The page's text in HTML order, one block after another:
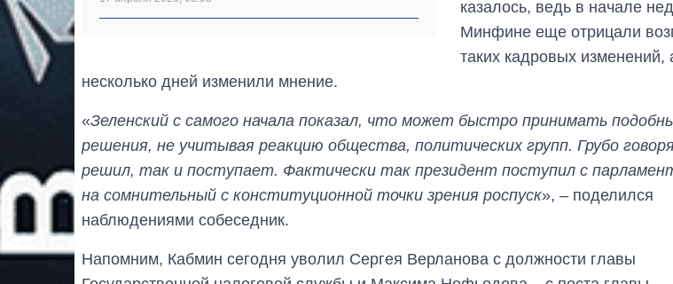
казалось, ведь в начале
Минфине еще отрицали
таких кадровых изменений,
несколько дней изменили мнение.
«Зеленский с самого начала показал, что может быстро принимать
решения, не учитывая реакцию общества, политических групп. Грубо
решил, так и поступает. Фактически так президент поступил с
на сомнительный с конституционной точки зрения роспуск», – поделился
наблюдениями собеседник.
Напомним, Кабмин сегодня уволил Сергея Верланова с должности главы